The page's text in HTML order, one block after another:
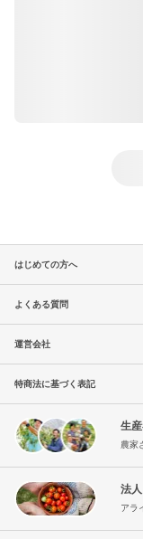
はじめての方へ
よくある質問
運営会社
特商法に基づく表記
生
農家
法
アラ